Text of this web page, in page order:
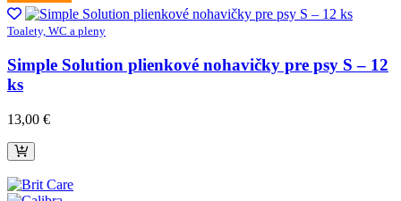
Toalety, WC a pleny
Simple Solution plienkové nohavičky pre psy S – 12
ks
13,00 €